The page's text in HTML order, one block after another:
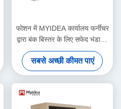
फोशन में MYIDEA कार्यालय फर्नीचर
द्वारा बंक बिस्तर के लिए सफेद भंडारण
कैबिनेट आधुनिक शैली अनुकूलन
सबसे अच्छी कीमत पाएं